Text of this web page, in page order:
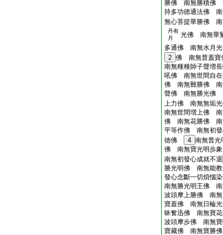
勝佛 南無勝積佛
持多功徳通法佛
無心菩提華勝佛
丹有
月
光佛 南無華
多通佛 南無水月
2 佛 南無普蓋寶
南無種種師子聲増
吼佛 南無世間自
佛 南無難勝佛 南
聲佛 南無勝光佛
上力佛 南無無垢
南無世間増上佛
佛 南無花勝佛 南
平等作佛 南無初發
徳佛
4 南無普
佛 南無寶光明歩
南無初發心成就不退
勝光明佛 南無能
發心念斷一切煩惱
南無勝光明王佛
波頭摩上勝佛 南
寶蓋佛 南無日輪
昧奮迅佛 南無寶
波頭摩歩佛 南無
寶藏佛 南無寶勝